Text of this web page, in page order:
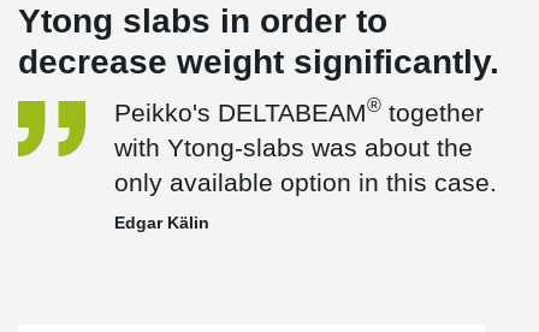
Ytong slabs in order to
decrease weight significantly.
Peikko's DELTABEAM® together
with Ytong-slabs was about the
only available option in this case.
Edgar Kälin